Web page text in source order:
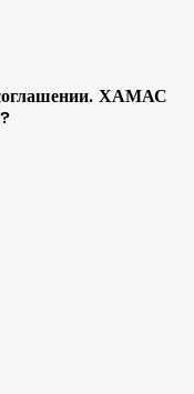
ХАМАС